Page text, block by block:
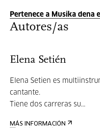
Pertenece a Musika dena
Autores/as
Elena Setién
Elena Setien es
cantante.
Tiene dos carreras su...
MÁS INFORMACIÓN